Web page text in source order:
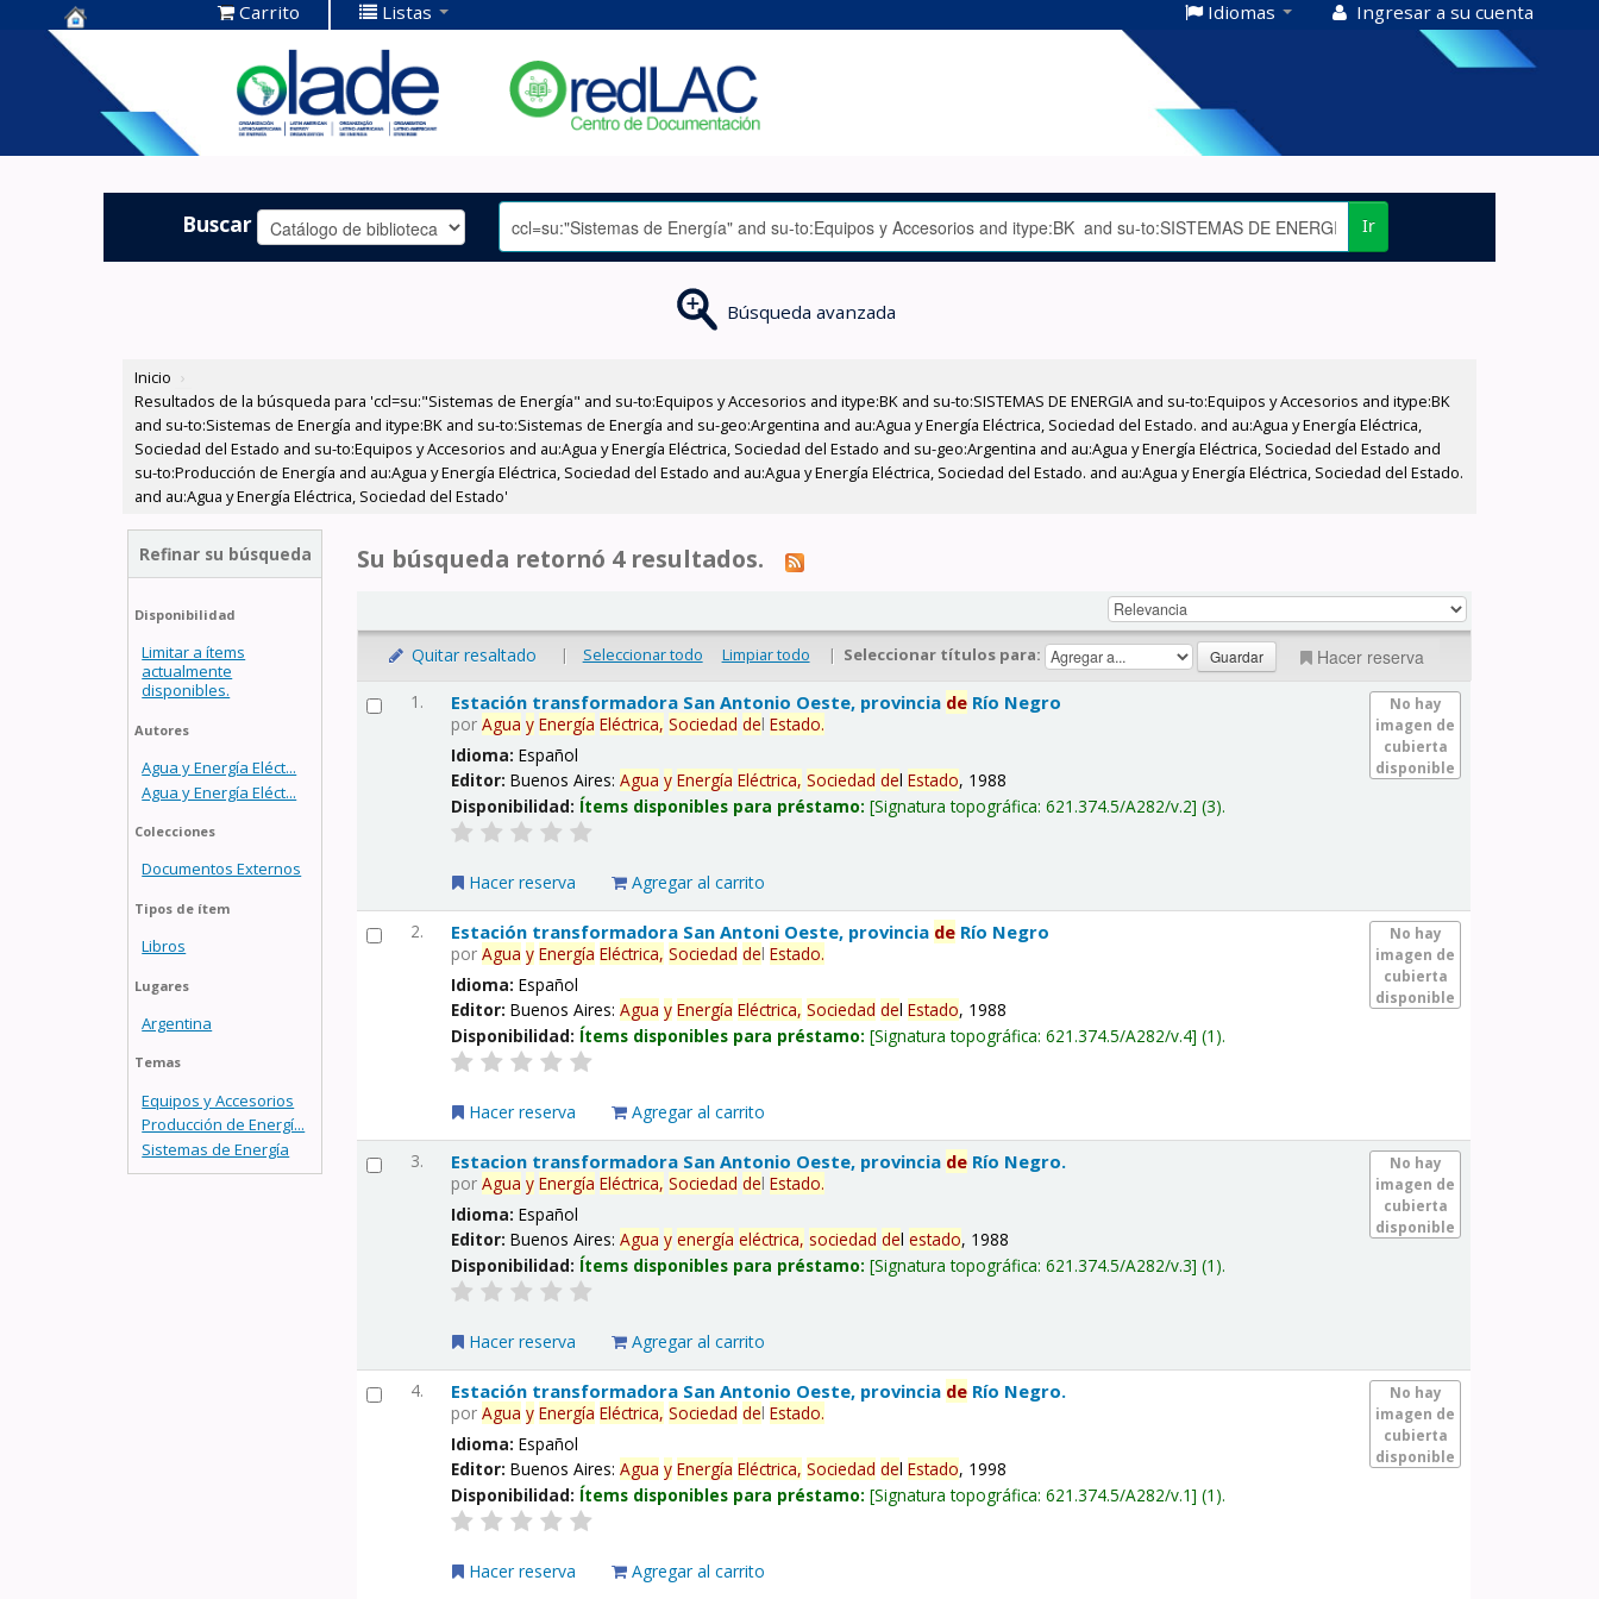
Centro de
Documentación
OLADE -
Carrito Listas Idiomas Ingresar a su cuenta
Buscar Ir
Búsqueda avanzada
Inicio ›
Resultados de la búsqueda para 'ccl=su:"Sistemas de Energía" and su-to:Equipos y Accesorios and itype:BK and su-to:SISTEMAS DE ENERGIA and su-to:Equipos y Accesorios and itype:BK
and su-to:Sistemas de Energía and itype:BK and su-to:Sistemas de Energía and su-geo:Argentina and au:Agua y Energía Eléctrica, Sociedad del Estado. and au:Agua y Energía Eléctrica,
Sociedad del Estado and su-to:Equipos y Accesorios and au:Agua y Energía Eléctrica, Sociedad del Estado and su-geo:Argentina and au:Agua y Energía Eléctrica, Sociedad del Estado and
su-to:Producción de Energía and au:Agua y Energía Eléctrica, Sociedad del Estado and au:Agua y Energía Eléctrica, Sociedad del Estado. and au:Agua y Energía Eléctrica, Sociedad del Estado.
and au:Agua y Energía Eléctrica, Sociedad del Estado'
Refinar su búsqueda
Disponibilidad
Limitar a ítems
actualmente
disponibles.
Autores
Agua y Energía Eléct...
Agua y Energía Eléct...
Colecciones
Documentos Externos
Tipos de ítem
Libros
Lugares
Argentina
Temas
Equipos y Accesorios
Producción de Energí...
Sistemas de Energía
Su búsqueda retornó 4 resultados.
Quitar resaltado | Seleccionar todo Limpiar todo | Seleccionar títulos para: Hacer reserva
1.
No hay
imagen de
cubierta
disponible
Estación transformadora San Antonio Oeste, provincia de Río Negro
porAgua y Energía Eléctrica, Sociedad delEstado.
Idioma:Español
Editor:Buenos Aires:Agua y Energía Eléctrica, Sociedad delEstado, 1988
Disponibilidad: Ítems disponibles para préstamo: Signatura topográfica:621.374.5/A282/v.2 (3).
Hacer reserva Agregar al carrito
2.
No hay
imagen de
cubierta
disponible
Estación transformadora San Antoni Oeste, provincia de Río Negro
porAgua y Energía Eléctrica, Sociedad delEstado.
Idioma:Español
Editor:Buenos Aires:Agua y Energía Eléctrica, Sociedad delEstado, 1988
Disponibilidad: Ítems disponibles para préstamo: Signatura topográfica:621.374.5/A282/v.4 (1).
Hacer reserva Agregar al carrito
3.
No hay
imagen de
cubierta
disponible
Estacion transformadora San Antonio Oeste, provincia de Río Negro.
porAgua y Energía Eléctrica, Sociedad delEstado.
Idioma:Español
Editor:Buenos Aires:Agua y energía eléctrica, sociedad delestado, 1988
Disponibilidad: Ítems disponibles para préstamo: Signatura topográfica:621.374.5/A282/v.3 (1).
Hacer reserva Agregar al carrito
4.
No hay
imagen de
cubierta
disponible
Estación transformadora San Antonio Oeste, provincia de Río Negro.
porAgua y Energía Eléctrica, Sociedad delEstado.
Idioma:Español
Editor:Buenos Aires:Agua y Energía Eléctrica, Sociedad delEstado, 1998
Disponibilidad: Ítems disponibles para préstamo: Signatura topográfica:621.374.5/A282/v.1 (1).
Hacer reserva Agregar al carrito